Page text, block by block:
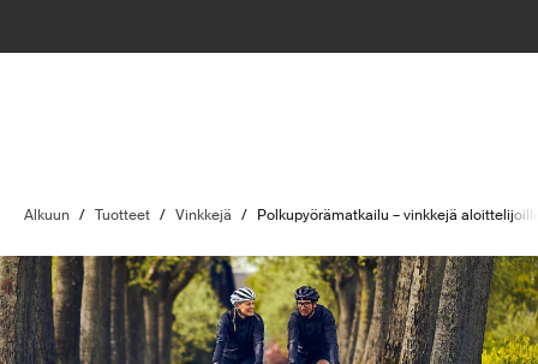
Alkuun / Tuotteet / Vinkkejä / Polkupyörämatkailu – vinkkejä